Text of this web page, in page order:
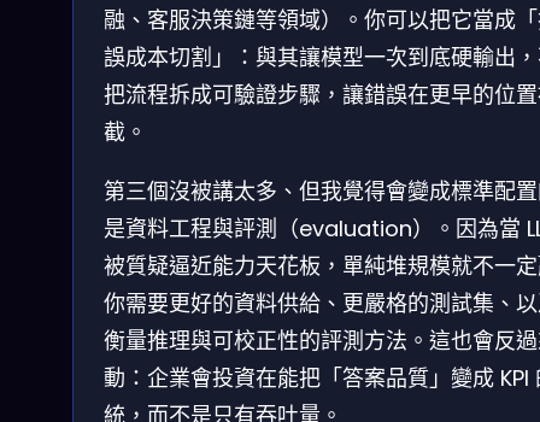
融、客服決策鏈等領域）。你可以把它當成
誤成本切割」：與其讓模型一次到底硬輸出
把流程拆成可驗證步驟，讓錯誤在更早的位
截。
第三個沒被講太多、但我覺得會變成標準配
是資料工程與評測（evaluation）。因為當
被質疑逼近能力天花板，單純堆規模就不一
你需要更好的資料供給、更嚴格的測試集、
衡量推理與可校正性的評測方法。這也會反
動：企業會投資在能把「答案品質」變成 KPI
統，而不是只有吞吐量。